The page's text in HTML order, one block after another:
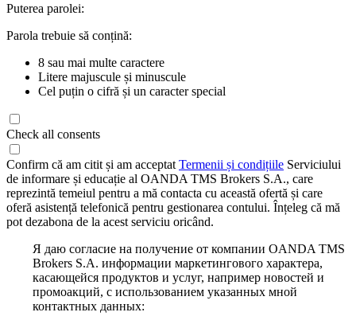
Puterea parolei:
Parola trebuie să conțină:
8 sau mai multe caractere
Litere majuscule și minuscule
Cel puțin o cifră și un caracter special
Check all consents
Confirm că am citit și am acceptat Termenii și condițiile Serviciului
de informare și educație al OANDA TMS Brokers S.A., care
reprezintă temeiul pentru a mă contacta cu această ofertă și care
oferă asistență telefonică pentru gestionarea contului. Înțeleg că mă
pot dezabona de la acest serviciu oricând.
Я даю согласие на получение от компании OANDA TMS
Brokers S.A. информации маркетингового характера,
касающейся продуктов и услуг, например новостей и
промоакций, с использованием указанных мной
контактных данных: